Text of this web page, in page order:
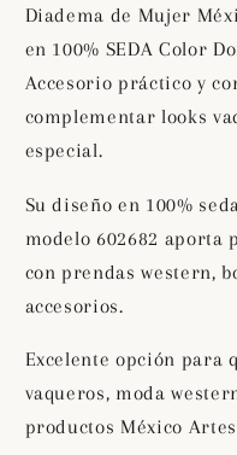
Artesanal
100%
SEDA
Color
Dorado/Amarillo
en
100%
SEDA
Color
Diadema de Mujer
en 100% SEDA Color
Accesorio práctico y
complementar looks
especial.
Su diseño en 100%
modelo 602682 aporta
con prendas western,
accesorios.
Excelente opción para
vaqueros, moda
productos México